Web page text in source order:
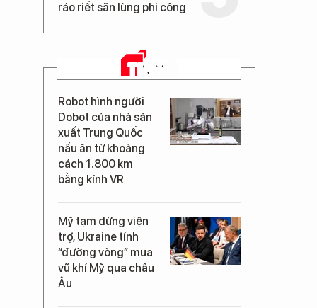
ráo riết săn lùng phi công
TIN MỚI
Robot hình người
Dobot của nhà sản
xuất Trung Quốc
nấu ăn từ khoảng
cách 1.800 km
bằng kính VR
Mỹ tạm dừng viện
trợ, Ukraine tính
“đường vòng” mua
vũ khí Mỹ qua châu
Âu